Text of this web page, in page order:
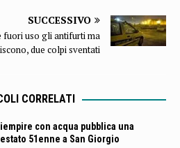
SUCCESSIVO
fuori uso gli antifurti ma
due colpi sventati
CORRELATI
con acqua pubblica una
51enne a San Giorgio